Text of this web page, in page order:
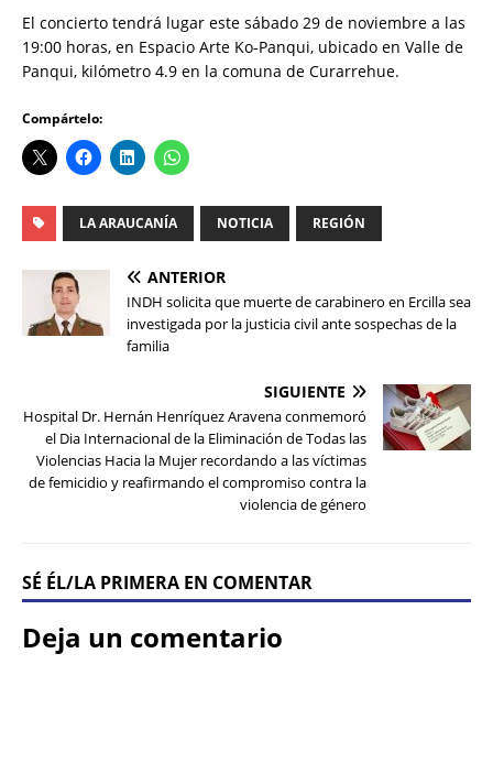
El concierto tendrá lugar este sábado 29 de noviembre a las
19:00 horas, en Espacio Arte Ko-Panqui, ubicado en Valle de
Panqui, kilómetro 4.9 en la comuna de Curarrehue.
Compártelo:
LA ARAUCANÍA NOTICIA REGIÓN
ANTERIOR
INDH solicita que muerte de carabinero en Ercilla sea
investigada por la justicia civil ante sospechas de la
familia
SIGUIENTE
Hospital Dr. Hernán Henríquez Aravena conmemoró
el Dia Internacional de la Eliminación de Todas las
Violencias Hacia la Mujer recordando a las víctimas
de femicidio y reafirmando el compromiso contra la
violencia de género
SÉ ÉL/LA PRIMERA EN COMENTAR
Deja un comentario